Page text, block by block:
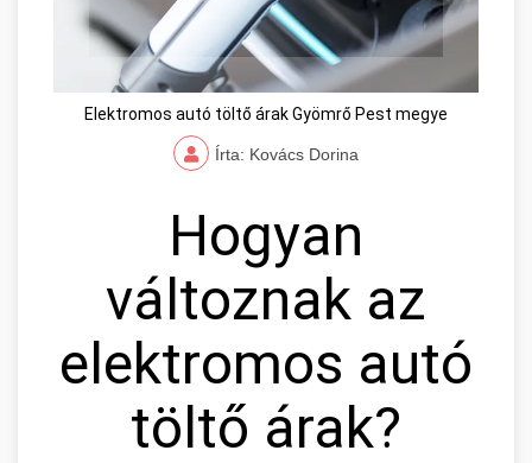
Elektromos autó töltő árak Gyömrő Pest megye
Írta: Kovács Dorina
Hogyan
változnak az
elektromos autó
töltő árak?